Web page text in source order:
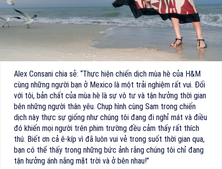
Alex Consani chia sẻ: “Thực hiện chiến dịch mùa hè của H&M
cùng những người bạn ở Mexico là một trải nghiệm rất vui. Đối
với tôi, bản chất của mùa hè là sự vô tư và tận hưởng thời gian
bên những người thân yêu. Chụp hình cùng Sam trong chiến
dịch này thực sự giống như chúng tôi đang đi nghỉ mát và điều
đó khiến mọi người trên phim trường đều cảm thấy rất thích
thú. Biết ơn cả ê-kíp vì đã luôn vui vẻ trong suốt thời gian qua,
bạn có thể thấy trong những bức ảnh rằng chúng tôi chỉ đang
tận hưởng ánh nắng mặt trời và ở bên nhau!”